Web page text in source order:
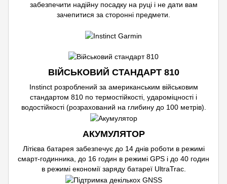
забезпечити надійну посадку на руці і не дати вам
зачепитися за сторонні предмети.
ВІЙСЬКОВИЙ СТАНДАРТ 810
Instinct розроблений за американським військовим
стандартом 810 по термостійкості, удароміцності і
водостійкості (розрахований на глибину до 100 метрів).
АКУМУЛЯТОР
Літієва батарея забезпечує до 14 днів роботи в режимі
смарт-годинника, до 16 годин в режимі GPS і до 40 годин
в режимі економії заряду батареї UltraTrac.